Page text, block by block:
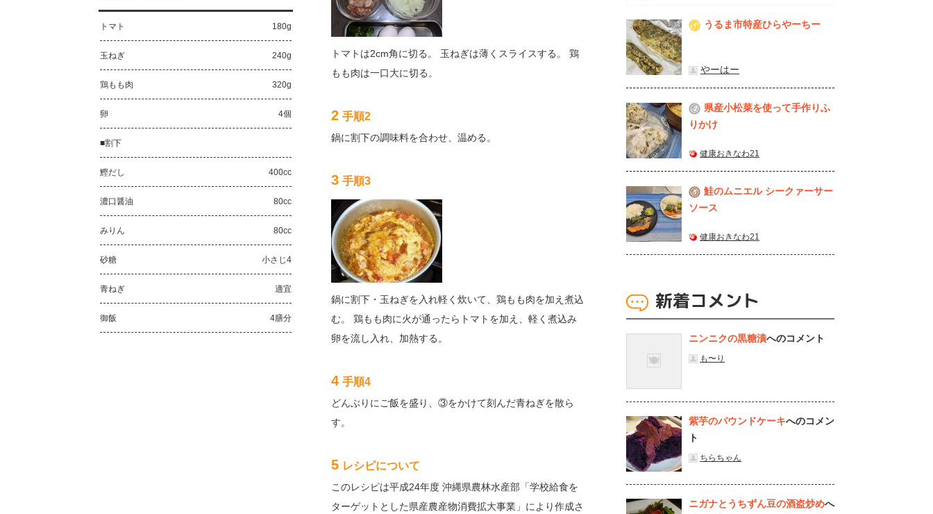
トマト 180g
玉ねぎ 240g
鶏もも肉 320g
卵 4個
■割下
鰹だし 400cc
濃口醤油 80cc
みりん 80cc
砂糖 小さじ4
青ねぎ 適宜
御飯 4膳分
トマトは2cm角に切る。 玉ねぎは薄くスライスする。 鶏
もも肉は一口大に切る。
2 手順2
鍋に割下の調味料を合わせ、温める。
3 手順3
鍋に割下・玉ねぎを入れ軽く炊いて、鶏もも肉を加え煮込
む。 鶏もも肉に火が通ったらトマトを加え、軽く煮込み
卵を流し入れ、加熱する。
4 手順4
どんぶりにご飯を盛り、③をかけて刻んだ青ねぎを散ら
す。
5 レシピについて
このレシピは平成24年度 沖縄県農林水産部「学校給食を
ターゲットとした県産農産物消費拡大事業」により作成さ
1 うるま市特産ひらやーちー
やーはー
2
県産⼩松菜を使って⼿作りふ
りかけ
健康おきなわ21
3
鮭のムニエル シークァーサー
ソース
健康おきなわ21
新着コメント
ニンニクの黒糖漬へのコメント
も〜り
紫芋のパウンドケーキへのコメン
ト
ちらちゃん
ニガナとうちずん豆の酒盗炒めへ